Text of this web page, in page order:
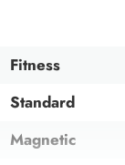
Fitness
Standard
Magnetic